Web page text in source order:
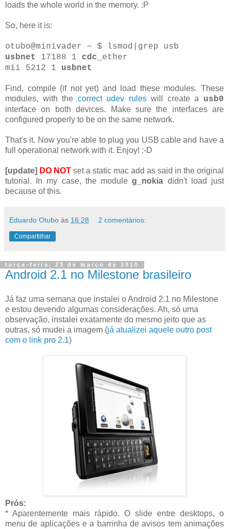
loads the whole world in the memory. :P
So, here it is:
otubo@minivader ~ $ lsmod|grep usb
usbnet
17188 1 cdc _ether
mii 5212 1 usbnet
Find, compile (if not yet) and load these modules. These
modules, with the correct udev ruleswill create a usb0
interface on both devices. Make sure the interfaces are
configured properly to be on the same network.
That's it. Now you're able to plug you USB cable and have a
full operational network with it. Enjoy! :-D
[update] DO NOT set a static mac add as said in the original
tutorial. In my case, the moduleg_nokia didn't load just
because of this.
Eduardo Otubo às 16:28 2 comentários:
Compartilhar
terça-feira, 23 de março de 2010
Android 2.1 no Milestone brasileiro
Já faz uma semana que instalei o Android 2.1 no Milestone
e estou devendo algumas considerações. Ah, só uma
observação, instalei exatamente do mesmo jeito que as
outras, só mudei a imagem (já atualizei aquele outro post
com o link pro 2.1)
Prós:
* Aparentemente mais rápido. O slide entre desktops, o
menu de aplicações e a barrinha de avisos tem animações